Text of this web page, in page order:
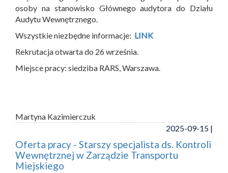
osoby na stanowisko Głównego audytora do Działu
Audytu Wewnętrznego.
Wszystkie niezbędne informacje: LINK
Rekrutacja otwarta do 26 września.
Miejsce pracy: siedziba RARS, Warszawa.
Martyna Kazimierczuk
2025-09-15 |
Oferta pracy - Starszy specjalista ds. Kontroli
Wewnętrznej w Zarządzie Transportu
Miejskiego